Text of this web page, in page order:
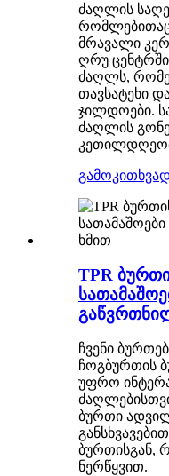
ძაღლის
რომლებითაც
მრავალი
ღრუ
ძაღლს,
თავსატეხი
ჯილდოები.
ძაღლის
გამოკითხვა
TPR
ჩვენი
ჩოგბურთის
უფრო
ბურთი
ბურთისგან,
ნერწყვით.